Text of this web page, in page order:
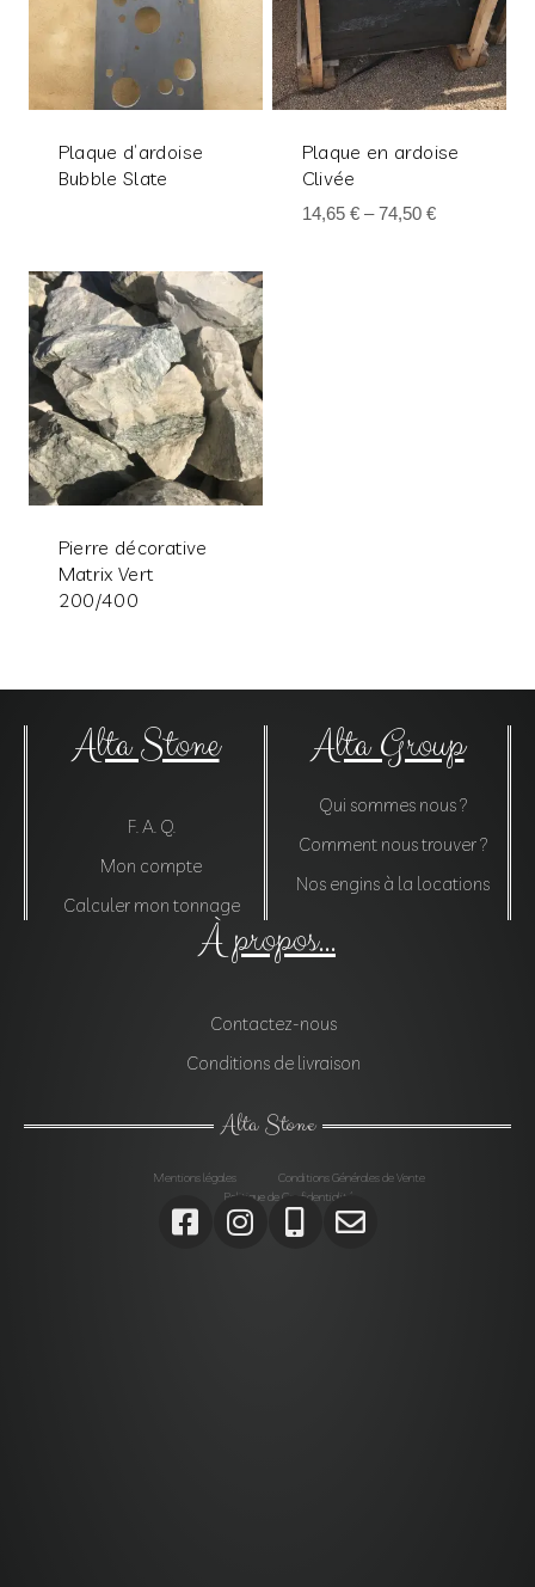
Plaque d’ardoise
Bubble Slate
Plaque en ardoise
Clivée
14,65 €–74,50 €
Pierre décorative
Matrix Vert
200/400
Alta Stone
F. A. Q.
Mon compte
Calculer mon tonnage
Alta Group
Qui sommes nous ?
Comment nous trouver ?
Nos engins à la locations
À propos...
Contactez-nous
Conditions de livraison
Alta Stone
Mentions légales
Conditions Générales de Vente
Politique de Confidentialité